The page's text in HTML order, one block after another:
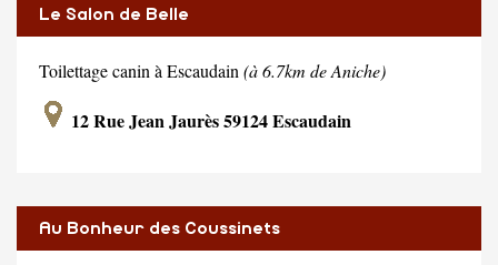
Le Salon de Belle
Toilettage canin à Escaudain (à 6.7km de Aniche)
12 Rue Jean Jaurès 59124 Escaudain
Au Bonheur des Coussinets